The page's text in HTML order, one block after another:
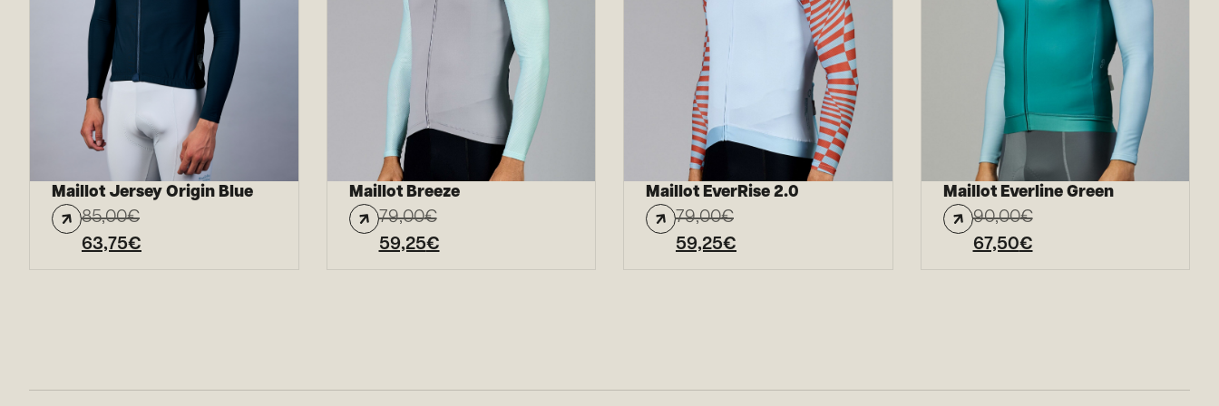
Maillot Jersey Origin Blue
85,00€
63,75€
Maillot Breeze
79,00€
59,25€
Maillot EverRise 2.0
79,00€
59,25€
Maillot Everline Green
90,00€
67,50€